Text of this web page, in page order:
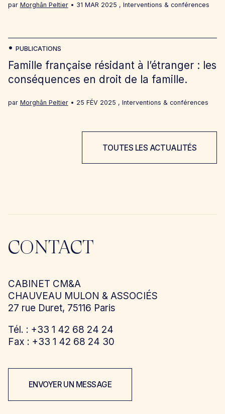
par Morghân Peltier 31 MAR 2025 , Interventions & conférences
Famille française résidant à l’étranger : les
conséquences en droit de la famille.
par Morghân Peltier 25 FÉV 2025
PUBLICATIONS
, Interventions & conférences
TOUTES LES ACTUALITÉS
CONTACT
CABINET CM&A
CHAUVEAU MULON & ASSOCIÉS
27 rue Duret, 75116 Paris
Tél. : +33 1 42 68 24 24
Fax : +33 1 42 68 24 30
ENVOYER UN MESSAGE